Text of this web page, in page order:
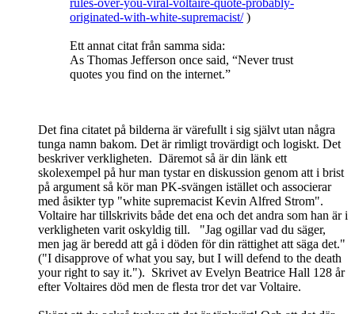
originated-with-white-supremacist/)
Ett annat citat från samma sida:
As Thomas Jefferson once said, “Never trust
quotes you find on the internet.”
Det fina citatet på bilderna är värefullt i sig självt utan några
tunga namn bakom. Det är rimligt trovärdigt och logiskt. Det
beskriver verkligheten. Däremot så är din länk ett
skolexempel på hur man tystar en diskussion genom att i brist
på argument så kör man PK-svängen istället och associerar
med åsikter typ "white supremacist Kevin Alfred Strom".
Voltaire har tillskrivits både det ena och det andra som han är i
verkligheten varit oskyldig till. "Jag ogillar vad du säger,
men jag är beredd att gå i döden för din rättighet att säga det."
("I disapprove of what you say, but I will defend to the death
your right to say it."). Skrivet av Evelyn Beatrice Hall 128 år
efter Voltaires död men de flesta tror det var Voltaire.